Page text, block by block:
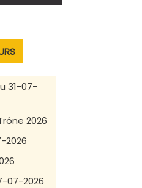
31-07-
2026
2026
07-2026